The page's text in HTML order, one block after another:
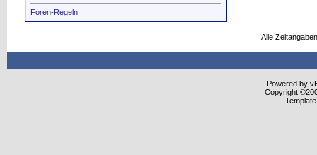
Foren-Regeln
Alle
Powered by
Copyright